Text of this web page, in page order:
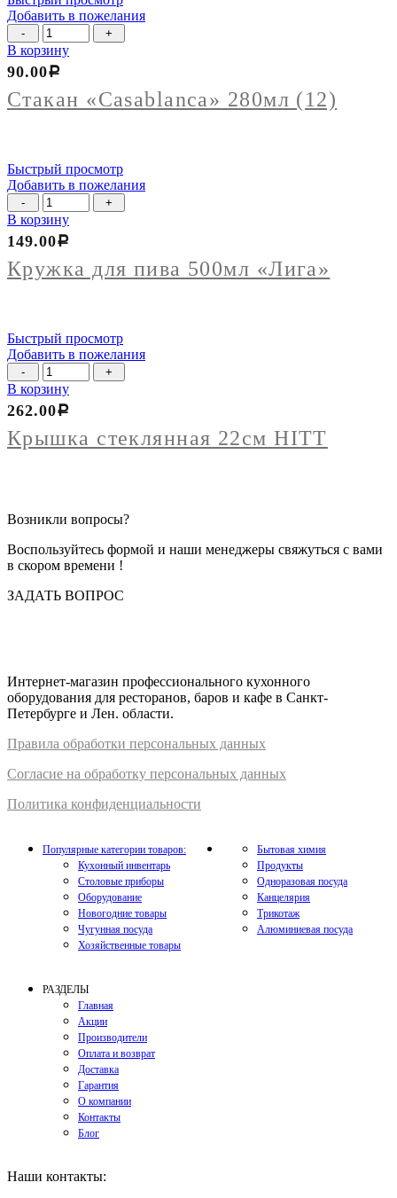
Добавить в пожелания
Количество
товара
Стакан
"Casablanca"
280мл
(12)
В корзину
Стакан «Casablanca» 280мл (12)
90.00Р
Быстрый просмотр
Добавить в пожелания
Количество
товара
Кружка
для
пива
500мл
В корзину
Кружка для пива 500мл «Лига»
149.00Р
Быстрый просмотр
Добавить в пожелания
Количество
товара
Крышка
стеклянная
22см
HITT
В корзину
Крышка стеклянная 22см HITT
262.00Р
Возникли вопросы?
Воспользуйтесь формой и наши менеджеры свяжуться с вами
в скором времени !
ЗАДАТЬ ВОПРОС
Интернет-магазин профессионального кухонного
оборудования для ресторанов, баров и кафе в Санкт-
Петербурге и Лен. области.
Правила обработки персональных данных
Согласие на обработку персональных данных
Политика конфиденциальности
Популярные категории товаров:
Кухонный инвентарь
Столовые приборы
Оборудование
Новогодние товары
Чугунная посуда
Хозяйственные товары
Бытовая химия
Продукты
Одноразовая посуда
Канцелярия
Трикотаж
Алюминиевая посуда
РАЗДЕЛЫ
Главная
Акции
Производители
Оплата и возврат
Доставка
Гарантия
О компании
Контакты
Блог
Наши контакты: